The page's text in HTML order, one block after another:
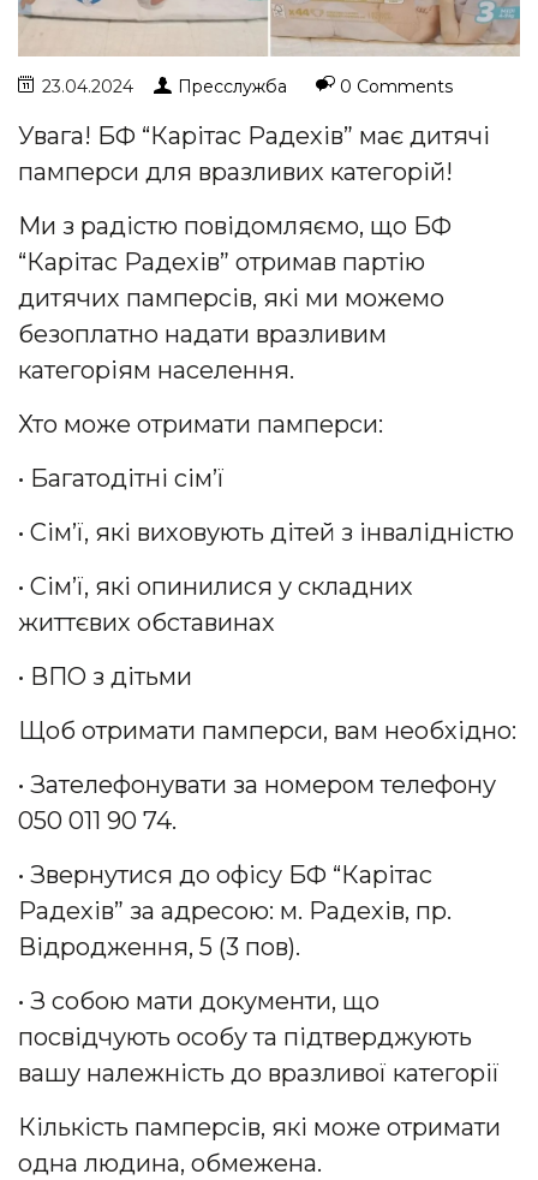
23.04.2024 Пресслужба 0 Comments
Увага! БФ “Карітас Радехів” має дитячі
памперси для вразливих категорій!
Ми з радістю повідомляємо, що БФ
“Карітас Радехів” отримав партію
дитячих памперсів, які ми можемо
безоплатно надати вразливим
категоріям населення.
Хто може отримати памперси:
• Багатодітні сім’ї
• Сім’ї, які виховують дітей з інвалідністю
• Сім’ї, які опинилися у складних
життєвих обставинах
• ВПО з дітьми
Щоб отримати памперси, вам необхідно:
• Зателефонувати за номером телефону
050 011 90 74.
• Звернутися до офісу БФ “Карітас
Радехів” за адресою: м. Радехів, пр.
Відродження, 5 (3 пов).
• З собою мати документи, що
посвідчують особу та підтверджують
вашу належність до вразливої категорії
Кількість памперсів, які може отримати
одна людина, обмежена.